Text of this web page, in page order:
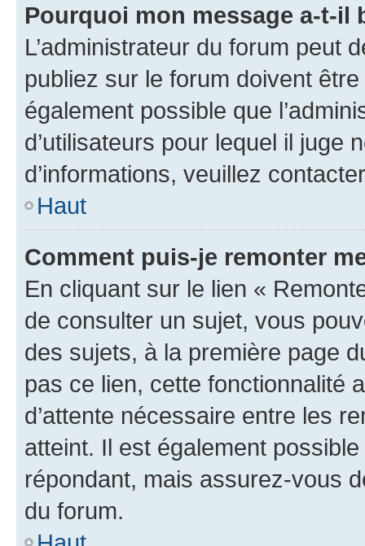
Pourquoi mon message a-t-il
L’administrateur du forum peut
publiez sur le forum doivent
également possible que
d’utilisateurs pour lequel il juge
d’informations, veuillez
Haut
Comment puis-je remonter
En cliquant sur le lien «
de consulter un sujet, vous
des sujets, à la première page
pas ce lien, cette fonctionnalité
d’attente nécessaire entre les
atteint. Il est également
répondant, mais assurez-vous
du forum.